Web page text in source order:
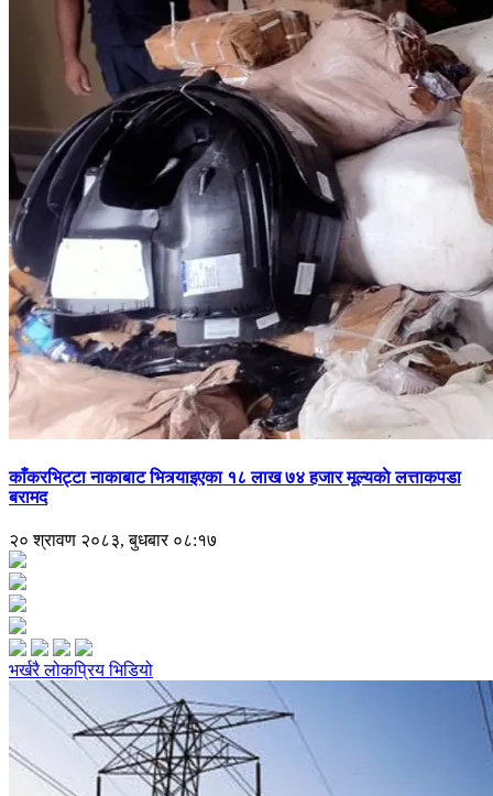
काँकरभिट्टा नाकाबाट भित्र्याइएका १८ लाख ७४ हजार मूल्यकाे लत्ताकपडा
बरामद
२० श्रावण २०८३, बुधबार ०८:१७
भर्खरैलोकप्रियभिडियो